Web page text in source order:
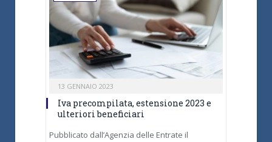
13 GENNAIO 2023
Iva precompilata, estensione 2023 e
ulteriori beneficiari
Pubblicato dall’Agenzia delle Entrate il